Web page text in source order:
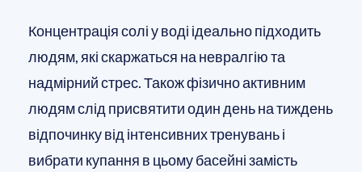
Концентрація солі у воді ідеально підходить
людям, які скаржаться на невралгію та
надмірний стрес. Також фізично активним
людям слід присвятити один день на тиждень
відпочинку від інтенсивних тренувань і
вибрати купання в цьому басейні замість